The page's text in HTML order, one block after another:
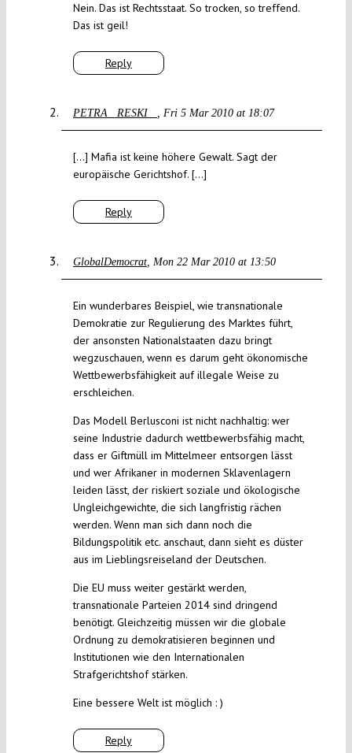
Reply
Nein. Das ist Rechtsstaat. So trocken, so treffend.
Das ist geil!
PETRA RESKI Fri 5 Mar 2010 at 18:07
Reply
[…] Mafia ist keine höhere Gewalt. Sagt der
europäische Gerichtshof. […]
GlobalDemocrat Mon 22 Mar 2010 at 13:50
Reply
Ein wunderbares Beispiel, wie transnationale
Demokratie zur Regulierung des Marktes führt,
der ansonsten Nationalstaaten dazu bringt
wegzuschauen, wenn es darum geht ökonomische
Wettbewerbsfähigkeit auf illegale Weise zu
erschleichen.
Das Modell Berlusconi ist nicht nachhaltig: wer
seine Industrie dadurch wettbewerbsfähig macht,
dass er Giftmüll im Mittelmeer entsorgen lässt
und wer Afrikaner in modernen Sklavenlagern
leiden lässt, der riskiert soziale und ökologische
Ungleichgewichte, die sich langfristig rächen
werden. Wenn man sich dann noch die
Bildungspolitik etc. anschaut, dann sieht es düster
aus im Lieblingsreiseland der Deutschen.
Die EU muss weiter gestärkt werden,
transnationale Parteien 2014 sind dringend
benötigt. Gleichzeitig müssen wir die globale
Ordnung zu demokratisieren beginnen und
Institutionen wie den Internationalen
Strafgerichtshof stärken.
Eine bessere Welt ist möglich : )